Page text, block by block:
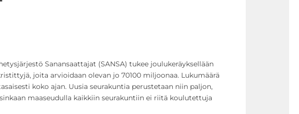
Sanansaattajat (SANSA) tukee joulukeräyksellään
joita arvioidaan olevan jo 70100 miljoonaa. Lukumäärä
koko ajan. Uusia seurakuntia perustetaan niin paljon,
maaseudulla kaikkiin seurakuntiin ei riitä koulutettuja